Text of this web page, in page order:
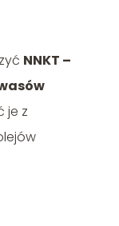
NNKT –
je z